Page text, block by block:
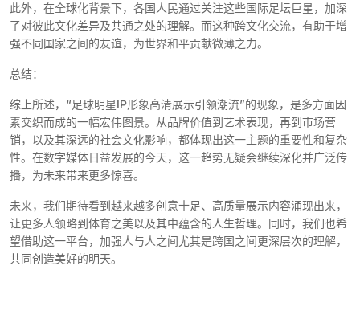
此外，在全球化背景下，各国人民通过关注这些国际足坛巨星，加深
了对彼此文化差异及共通之处的理解。而这种跨文化交流，有助于增
强不同国家之间的友谊，为世界和平贡献微薄之力。
总结：
综上所述，“足球明星IP形象高清展示引领潮流”的现象，是多方面因
素交织而成的一幅宏伟图景。从品牌价值到艺术表现，再到市场营
销，以及其深远的社会文化影响，都体现出这一主题的重要性和复杂
性。在数字媒体日益发展的今天，这一趋势无疑会继续深化并广泛传
播，为未来带来更多惊喜。
未来，我们期待看到越来越多创意十足、高质量展示内容涌现出来，
让更多人领略到体育之美以及其中蕴含的人生哲理。同时，我们也希
望借助这一平台，加强人与人之间尤其是跨国之间更深层次的理解，
共同创造美好的明天。